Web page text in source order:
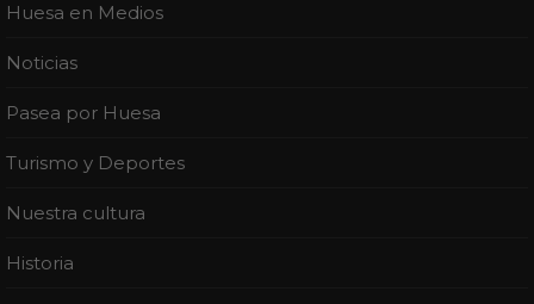
Huesa en Medios
Noticias
Pasea por Huesa
Turismo y Deportes
Nuestra cultura
Historia